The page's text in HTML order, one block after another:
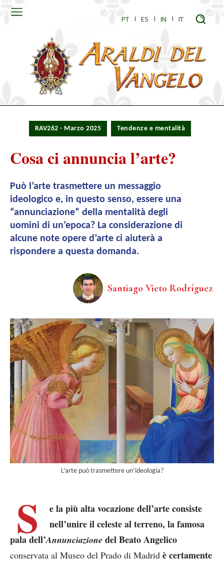
PT ES IN IT
RAV262 - Marzo 2025 Tendenze e mentalità
Cosa ci annuncia l’arte?
Può l’arte trasmettere un messaggio
ideologico e, in questo senso, essere una
“annunciazione” della mentalità degli
uomini di un’epoca? La considerazione di
alcune note opere d’arte ci aiuterà a
rispondere a questa domanda.
Santiago Vieto Rodríguez
L’arte può trasmettere un’ideologia?
S
e la più alta vocazione dell’arte consiste
nell’unire il celeste al terreno, la famosa
pala dell’Annunciazione del Beato Angelico
conservata al Museo del Prado di Madrid è certamente